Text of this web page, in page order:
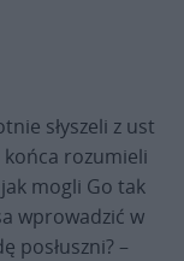
słyszeli z ust
końca rozumieli
jak mogli Go tak
wprowadzić w
posłuszni? –